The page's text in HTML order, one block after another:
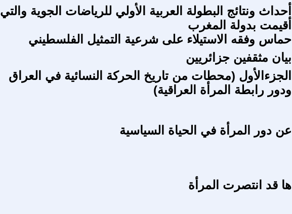
أحداث ونتائج البطولة العربية الأولي للرياضات الجوية والتي
أقيمت بدولة المغرب
حماس وفقه الاستيلاء على شرعية التمثيل الفلسطيني
بيان مثقفين جزائريين
الجزءالأول (محطات من تاريخ الحركة النسائية في العراق
ودور رابطة المرأة العراقية)
عن دور المرأة في الحياة السياسية
ها قد انتصرت المرأة